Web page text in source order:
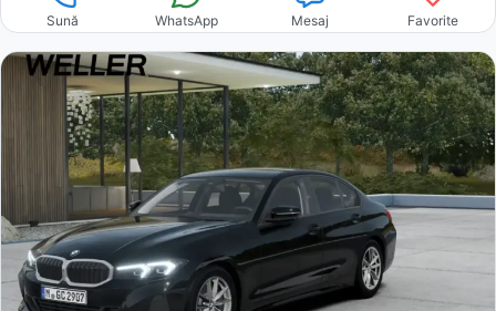
Sună WhatsApp Mesaj Favorite